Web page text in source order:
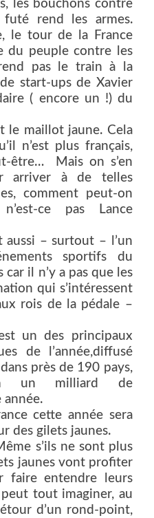
les bouchons contre
futé rend les armes.
le tour de la France
du peuple contre les
pas le train à la
start-ups de Xavier
( encore un !) du
le maillot jaune. Cela
n’est plus français,
être… Mais on s’en
arriver à de telles
comment peut-on
ce pas Lance
aussi – surtout – l’un
sportifs du
il n’y a pas que les
qui s’intéressent
rois de la pédale –
un des principaux
de l’année,diffusé
près de 190 pays,
un milliard de
année.
cette année sera
des gilets jaunes.
s’ils ne sont plus
jaunes vont profiter
faire entendre leurs
tout imaginer, au
d’un rond-point,